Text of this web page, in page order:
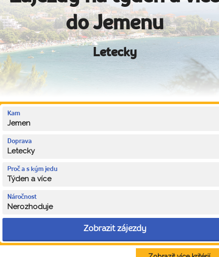
do Jemenu
Letecky
Kam
Jemen
Doprava
Letecky
Proč a s kým jedu
Týden a více
Náročnost
Nerozhoduje
Zobrazit zájezdy